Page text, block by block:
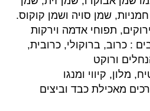
שמן סויה ושמן קוקוס.
תפוחי אדמה וירקות
: כרוב, ברוקולי, כרובית,
ורוקט
מלון, קיווי ומנגו
מאכילת כבד וביצים